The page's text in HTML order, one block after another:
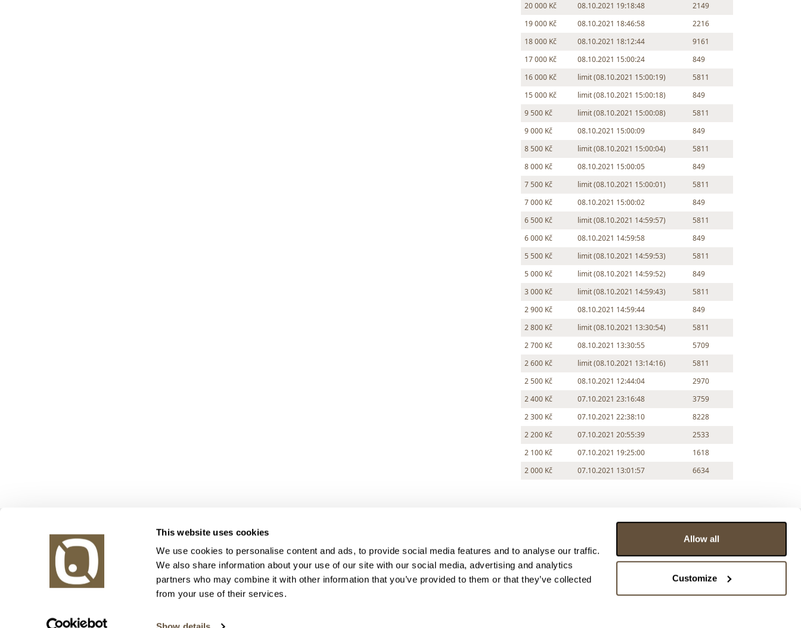
This website uses cookies
We use cookies to personalise content and ads, to provide social media features and to analyse our traffic.
We also share information about your use of our site with our social media, advertising and analytics
partners who may combine it with other information that you’ve provided to them or that they’ve collected
from your use of their services.
Allow all
Customize
20 000 Kč
08.10.2021 19:18:48
2149
19 000 Kč
08.10.2021 18:46:58
2216
18 000 Kč
08.10.2021 18:12:44
9161
17 000 Kč
08.10.2021 15:00:24
849
16 000 Kč
limit (08.10.2021 15:00:19)
5811
15 000 Kč
limit (08.10.2021 15:00:18)
849
9 500 Kč
limit (08.10.2021 15:00:08)
5811
9 000 Kč
08.10.2021 15:00:09
849
8 500 Kč
limit (08.10.2021 15:00:04)
5811
8 000 Kč
08.10.2021 15:00:05
849
7 500 Kč
limit (08.10.2021 15:00:01)
5811
7 000 Kč
08.10.2021 15:00:02
849
6 500 Kč
limit (08.10.2021 14:59:57)
5811
6 000 Kč
08.10.2021 14:59:58
849
5 500 Kč
limit (08.10.2021 14:59:53)
5811
5 000 Kč
limit (08.10.2021 14:59:52)
849
3 000 Kč
limit (08.10.2021 14:59:43)
5811
2 900 Kč
08.10.2021 14:59:44
849
2 800 Kč
limit (08.10.2021 13:30:54)
5811
2 700 Kč
08.10.2021 13:30:55
5709
2 600 Kč
limit (08.10.2021 13:14:16)
5811
2 500 Kč
08.10.2021 12:44:04
2970
2 400 Kč
07.10.2021 23:16:48
3759
2 300 Kč
07.10.2021 22:38:10
8228
2 200 Kč
07.10.2021 20:55:39
2533
2 100 Kč
07.10.2021 19:25:00
1618
2 000 Kč
07.10.2021 13:01:57 6634
Korunní 972/75
130 00 Praha 3
tel.: +420 800 10 10 10, +420 737 196 183
E-mail: info@obrazyvaukci.cz
> Obchodní podmínky
> Kontakty
> GDPR